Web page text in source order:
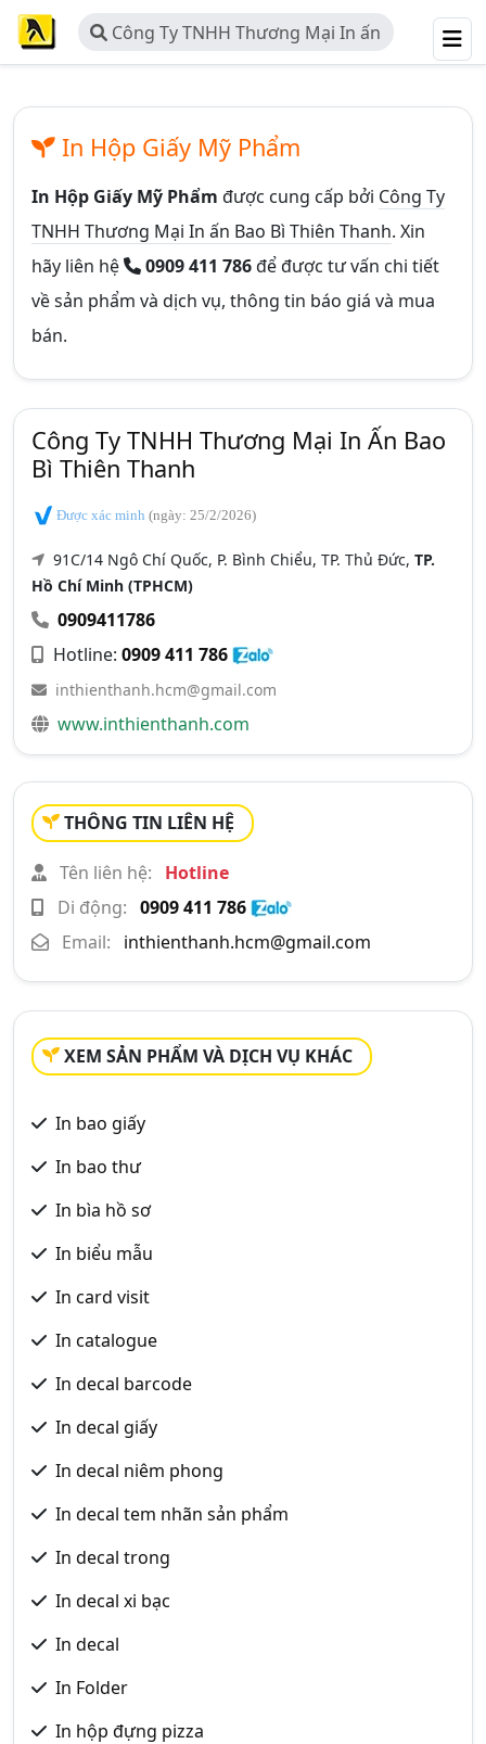
Công Ty TNHH Thương Mại In ấn
Bao Bì Thiên Thanh
In Hộp Giấy Mỹ Phẩm
In Hộp Giấy Mỹ Phẩm được cung cấp bởi Công Ty
TNHH Thương Mại In ấn Bao Bì Thiên Thanh. Xin
hãy liên hệ
0909 411 786để được tư vấn chi tiết
về sản phẩm và dịch vụ, thông tin báo giá và mua
bán.
Công Ty TNHH Thương Mại In Ấn Bao
Bì Thiên Thanh
Được xác minh (ngày: 25/2/2026)
91C/14 Ngô Chí Quốc, P. Bình Chiểu, TP. Thủ Đức, TP.
Hồ Chí Minh (TPHCM)
0909411786
Hotline: 0909 411 786
inthienthanh.hcm@gmail.com
www.inthienthanh.com
THÔNG TIN LIÊN HỆ
Tên liên hệ:
Hotline
Di động: 0909 411 786
Email:
inthienthanh.hcm@gmail.com
XEM SẢN PHẨM VÀ DỊCH VỤ KHÁC
In bao giấy
In bao thư
In bìa hồ sơ
In biểu mẫu
In card visit
In catalogue
In decal barcode
In decal giấy
In decal niêm phong
In decal tem nhãn sản phẩm
In decal trong
In decal xi bạc
In decal
In Folder
In hộp đựng pizza